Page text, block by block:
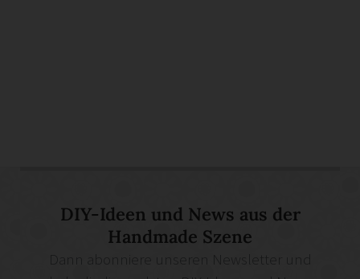
DIY-Ideen und News aus der
Handmade Szene